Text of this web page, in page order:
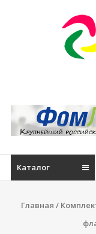
в
Бишкеке
—
Купить
Каталог
Главная /